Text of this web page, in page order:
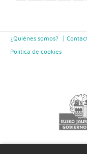
¿Quiénes somos?
Política de cookies